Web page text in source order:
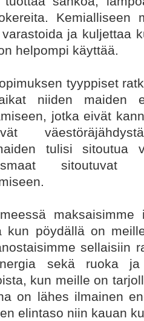
Kemialliseen
ja kuljettaa
helpompi käyttää.
tyyppiset
niiden maiden
jotka eivät
tulisi sitoutua
sitoutuvat
kun pöydällä on
sellaisiin
sekä ruoka ja
kun meille on
on lähes ilmainen
elintaso niin kauan